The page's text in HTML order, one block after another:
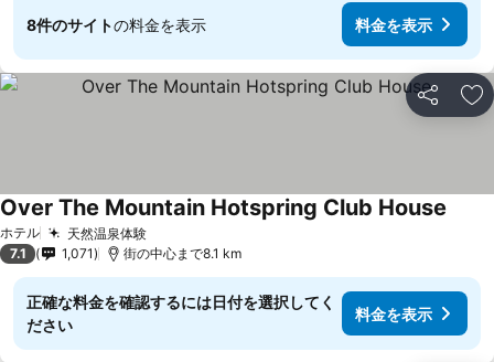
8件のサイトの料金を表示 料金を表示
シェア お
ホテル 天然温泉体験料金を表示
Over The Mountain Hotspring Club House
7.1 1,071 街の中心まで8.1 km
正確な料金を確認するには日付を選択してく
ださい
料金を表示